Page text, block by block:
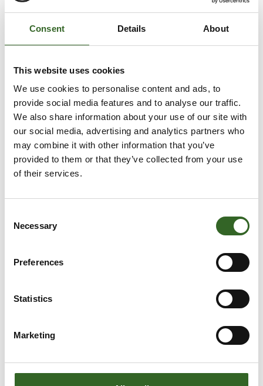
Consent Details About
This website uses cookies
We use cookies to personalise content and ads, to
provide social media features and to analyse our traffic.
We also share information about your use of our site with
our social media, advertising and analytics partners who
may combine it with other information that you’ve
provided to them or that they’ve collected from your use
of their services.
Selection
Necessary
Preferences
Statistics
Marketing
Hae lähin sijainti
Salli evästeetnähdäksesi kartan.